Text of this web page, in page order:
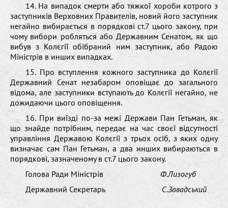
14. На випадок смерти або тяжкої хороби котрого з
заступників Верховних Правителів, новий його заступник
негайно вибирається в порядкові ст.7 цього закону, при
чому вибори робляться або Державним Сенатом, як що
вибув з Колєгії обібраний ним заступник, або Радою
Міністрів в инших випадках.
15. Про вступлення кожного заступника до Колєгії
Державний Сенат незабаром оповіщає до загального
відома, але заступники вступають до Колєгії негайно, не
дожидаючи цього оповіщення.
16. При виїзді по-за межі Держави Пан Гетьман, як
що знайде потрібним, передає на час своєї відсутності
управління Державою Колєгії з трьох осіб, з яких одну
визначає сам Пан Гетьман, а два инших вибираються в
порядкові, зазначеному в ст.7 цього закону.
Голова Ради Міністрів Ф.Лизогуб
Державний Секретарь С.Завадський